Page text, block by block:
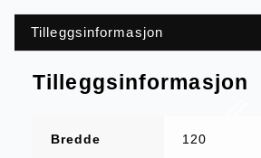
Tilleggsinformasjon
Tilleggsinformasjon
Bredde 120